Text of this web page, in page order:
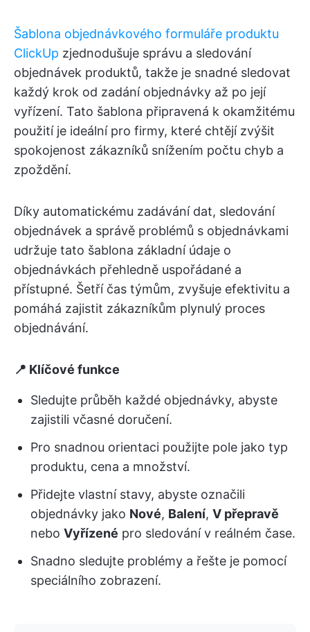
Šablona objednávkového formuláře produktu
ClickUp zjednodušuje správu a sledování
objednávek produktů, takže je snadné sledovat
každý krok od zadání objednávky až po její
vyřízení. Tato šablona připravená k okamžitému
použití je ideální pro firmy, které chtějí zvýšit
spokojenost zákazníků snížením počtu chyb a
zpoždění.
Díky automatickému zadávání dat, sledování
objednávek a správě problémů s objednávkami
udržuje tato šablona základní údaje o
objednávkách přehledně uspořádané a
přístupné. Šetří čas týmům, zvyšuje efektivitu a
pomáhá zajistit zákazníkům plynulý proces
objednávání.
📍 Klíčové funkce
Sledujte průběh každé objednávky, abyste
zajistili včasné doručení.
Pro snadnou orientaci použijte pole jako typ
produktu, cena a množství.
Přidejte vlastní stavy, abyste označili
objednávky jako Nové, Balení, V přepravě
nebo Vyřízené pro sledování v reálném čase.
Snadno sledujte problémy a řešte je pomocí
speciálního zobrazení.